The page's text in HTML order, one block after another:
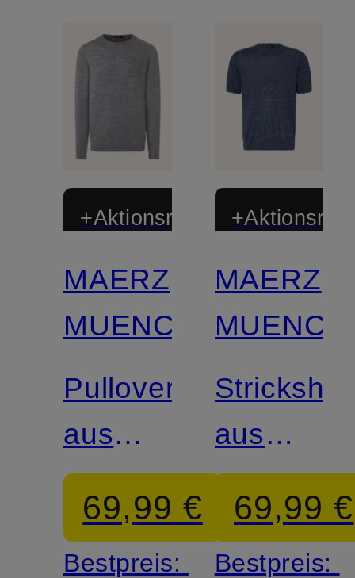
+Aktionsrabatt
MAERZ
MUENCHEN
Pullover
aus
Merinowolle
69,99 €
Bestpreis:
MAERZ
Strickshirt
aus
Leinen
69,99 €
Bestpreis: